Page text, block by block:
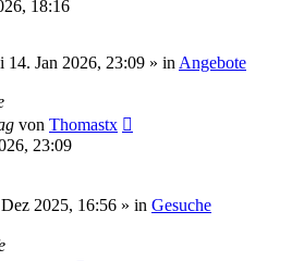
18:16
14. Jan 2026, 23:09 » in Angebote
von Thomastx
23:09
2025, 16:56 » in Gesuche